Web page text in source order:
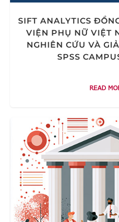
SIFT ANALYTICS
VIỆN PHỤ NỮ VIỆT
NGHIÊN CỨU VÀ
SPSS
READ